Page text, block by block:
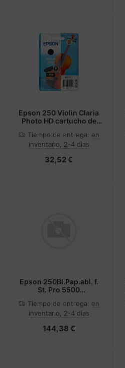
Epson 250 Violin Claria
Photo HD cartucho de
Negro
Tiempo de entrega: en
inventario, 2-4 dias
32,52 €
Epson 250Bl.Pap.abl. f.
St. Pro 5500
Tiempo de entrega: en
inventario, 2-4 dias
144,38 €